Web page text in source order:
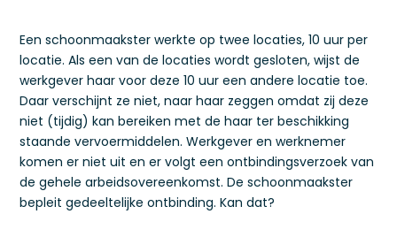
Een schoonmaakster werkte op twee locaties, 10 uur per
locatie. Als een van de locaties wordt gesloten, wijst de
werkgever haar voor deze 10 uur een andere locatie toe.
Daar verschijnt ze niet, naar haar zeggen omdat zij deze
niet (tijdig) kan bereiken met de haar ter beschikking
staande vervoermiddelen. Werkgever en werknemer
komen er niet uit en er volgt een ontbindingsverzoek van
de gehele arbeidsovereenkomst. De schoonmaakster
bepleit gedeeltelijke ontbinding. Kan dat?